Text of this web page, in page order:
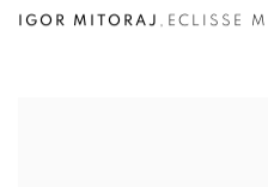
IGOR MITORAJ , ECLISSE